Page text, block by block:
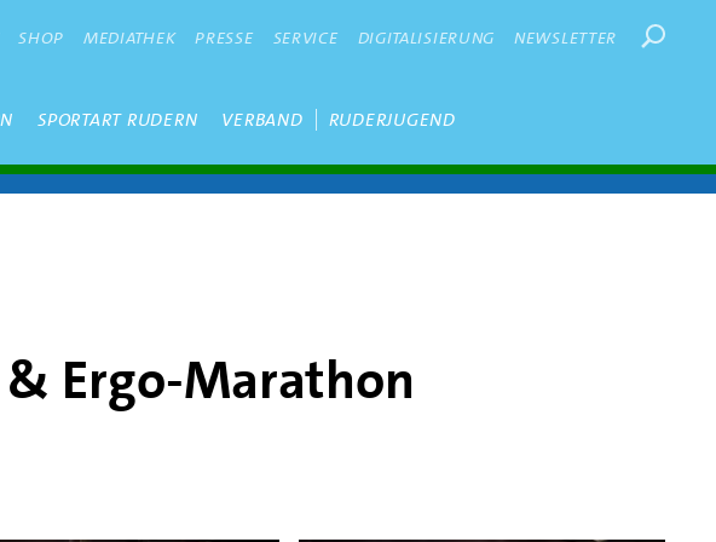
SHOP MEDIATHEK PRESSE SERVICE DIGITALISIERUNG NEWSLETTER
SPORTART RUDERN VERBAND RUDERJUGEND
Ergo-Marathon